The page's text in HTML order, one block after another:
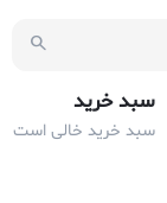
سبد خرید
سبد خرید خالی است